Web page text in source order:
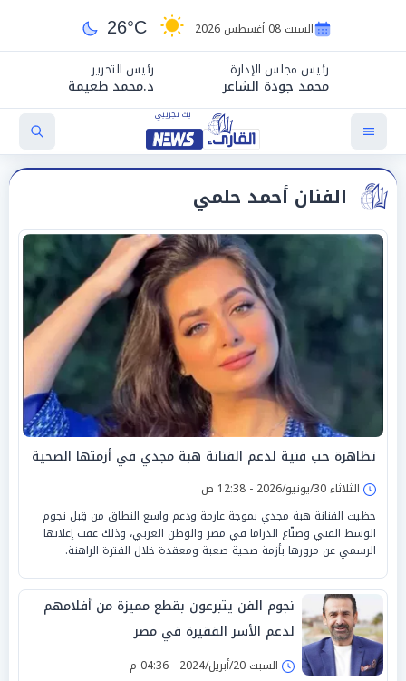
السبت 08 أغسطس 2026 26°C
رئيس مجلس الإدارة
محمد جودة الشاعر
رئيس التحرير
د.محمد طعيمة
الفنان أحمد حلمي
تظاهرة حب فنية لدعم الفنانة هبة مجدي في أزمتها الصحية
الثلاثاء 30/يونيو/2026 - 12:38 ص
حظيت الفنانة هبة مجدي بموجة عارمة ودعم واسع النطاق من قِبل نجوم
الوسط الفني وصنّاع الدراما في مصر والوطن العربي، وذلك عقب إعلانها
الرسمي عن مرورها بأزمة صحية صعبة ومعقدة خلال الفترة الراهنة.
نجوم الفن يتبرعون بقطع مميزة من أفلامهم
لدعم الأسر الفقيرة في مصر
السبت 20/أبريل/2024 - 04:36 م